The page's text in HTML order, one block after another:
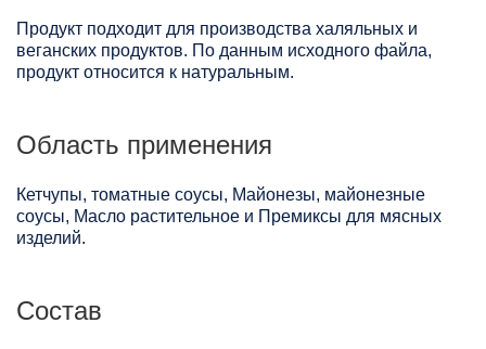
Продукт подходит для производства халяльных и
веганских продуктов. По данным исходного файла,
продукт относится к натуральным.
Область применения
Кетчупы, томатные соусы, Майонезы, майонезные
соусы, Масло растительное и Премиксы для мясных
изделий.
Состав